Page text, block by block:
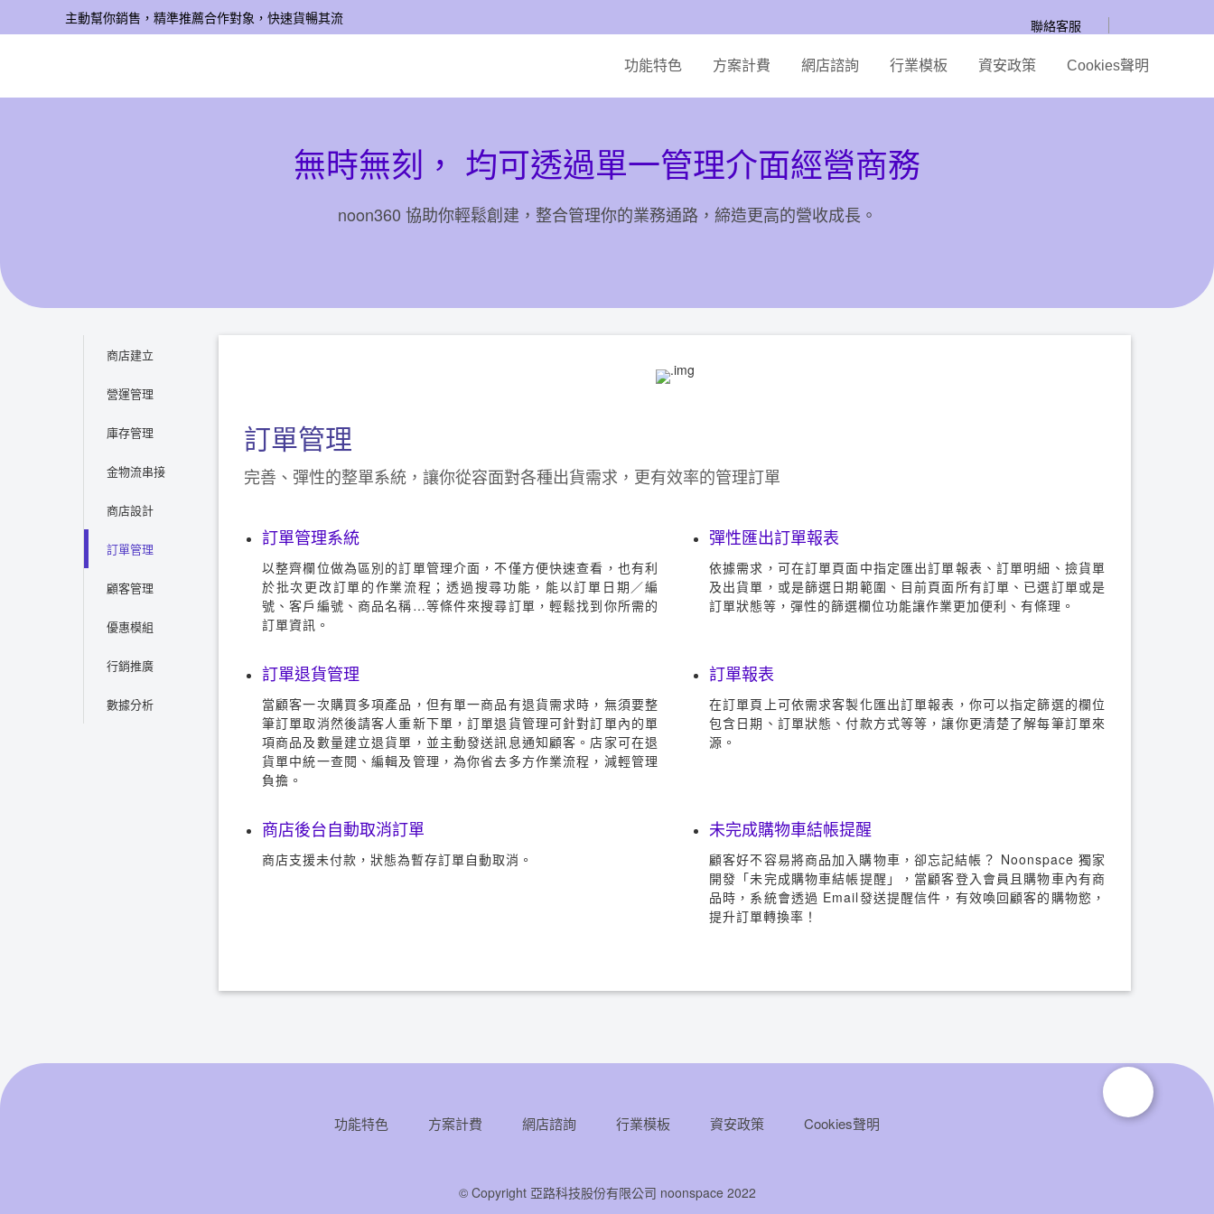
主動幫你銷售，精準推薦合作對象，快速貨暢其流 聯絡客服
功能特色 方案計費 網店諮詢 行業模板 資安政策 Cookies聲明
無時無刻， 均可透過單一管理介面經營商務
noon360 協助你輕鬆創建，整合管理你的業務通路，締造更高的營收成長。
商店建立
營運管理
庫存管理
金物流串接
商店設計
訂單管理
顧客管理
優惠模組
行銷推廣
數據分析
訂單管理
完善、彈性的整單系統，讓你從容面對各種出貨需求，更有效率的管理訂單
訂單管理系統
以整齊欄位做為區別的訂單管理介面，不僅方便快速查看，也有利
於批次更改訂單的作業流程；透過搜尋功能，能以訂單日期／編
號、客戶編號、商品名稱…等條件來搜尋訂單，輕鬆找到你所需的
訂單資訊。
彈性匯出訂單報表
依據需求，可在訂單頁面中指定匯出訂單報表、訂單明細、撿貨單
及出貨單，或是篩選日期範圍、目前頁面所有訂單、已選訂單或是
訂單狀態等，彈性的篩選欄位功能讓作業更加便利、有條理。
訂單退貨管理
當顧客一次購買多項產品，但有單一商品有退貨需求時，無須要整
筆訂單取消然後請客人重新下單，訂單退貨管理可針對訂單內的單
項商品及數量建立退貨單，並主動發送訊息通知顧客。店家可在退
貨單中統一查閱、編輯及管理，為你省去多方作業流程，減輕管理
負擔。
訂單報表
在訂單頁上可依需求客製化匯出訂單報表，你可以指定篩選的欄位
包含日期、訂單狀態、付款方式等等，讓你更清楚了解每筆訂單來
源。
商店後台自動取消訂單
商店支援未付款，狀態為暫存訂單自動取消。
未完成購物車結帳提醒
顧客好不容易將商品加入購物車，卻忘記結帳？ Noonspace 獨家
開發「未完成購物車結帳提醒」，當顧客登入會員且購物車內有商
品時，系統會透過 Email發送提醒信件，有效喚回顧客的購物慾，
提升訂單轉換率！
功能特色 方案計費 網店諮詢 行業模板 資安政策 Cookies聲明
© Copyright 亞路科技股份有限公司 noonspace 2022